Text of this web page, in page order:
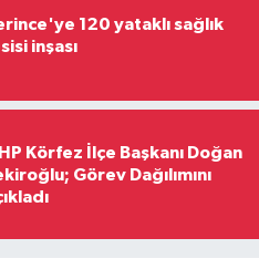
120 yataklı sağlık
inşası
Körfez İlçe Başkanı Doğan
Görev Dağılımını